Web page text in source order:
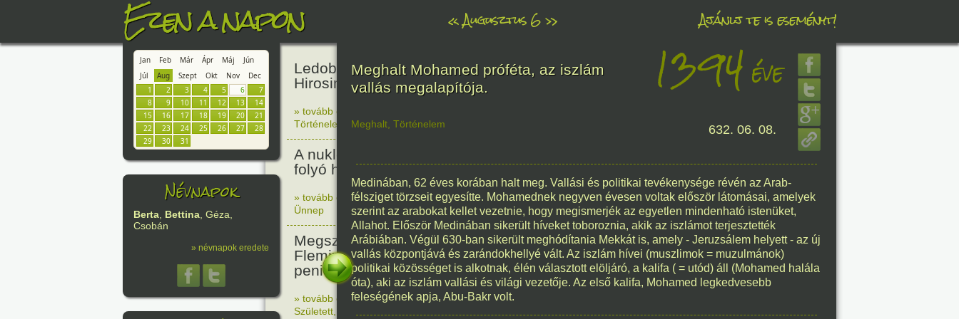
Ezen a napon «Augusztus 6» Ajánlj te is eseményt!
Jan Feb Már Ápr Máj
Jún
Júl
Aug Szept Okt Nov
Dec
1
2 3 4 5 6
7
8
9 10 11 12 13
14
15
16 17 18 19 20
21
22
23 24 25 26 27
28
29
30 31
Névnapok
Berta, Bettina, Géza,
Csobán
» névnapok eredete
Ledobták az első atombombát
Hirosimára.
81 éve
» tovább olvasom
Történelem
A nukleáris fegyverek betiltásáért
folyó harc világnapja
48éve
» tovább olvasom|Nincs hozzászólás, szólj hozzá!
Ünnep
1978. 08. 06.
Megszületett Sir Alexander
Fleming, Nobel-díjas angol orvos, a
penicillin felfedezője.
145éve
» tovább olvasom|1 hozzászólás, szólj Te is hozzá!
Született
1881. 08. 06.
Meghalt Mohamed próféta, az iszlám
vallás megalapítója.
1394 éve
Meghalt Történelem 632. 06. 08.
Medinában, 62 éves korában halt meg. Vallási és politikai tevékenysége révén az Arab-
félsziget törzseit egyesítte. Mohamednek negyven évesen voltak először látomásai, amelyek
szerint az arabokat kellet vezetnie, hogy megismerjék az egyetlen mindenható istenüket,
Allahot. Először Medinában sikerült híveket toboroznia, akik az iszlámot terjesztették
Arábiában. Végül 630-ban sikerült meghódítania Mekkát is, amely - Jeruzsálem helyett - az új
vallás központjává és zarándokhellyé vált. Az iszlám hívei (muszlimok = muzulmánok)
politikai közösséget is alkotnak, élén választott elöljáró, a kalifa ( = utód) áll (Mohamed halála
óta), aki az iszlám vallási és világi vezetője. Az első kalifa, Mohamed legkedvesebb
feleségének apja, Abu-Bakr volt.